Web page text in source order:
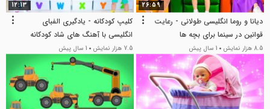
26:59
دیانا و روما انگلیسی طولانی - رعایت
قوانین در سینما برای بچه ها
8.5 هزار نمایش 1 سال پیش
12:13
کلیپ کودکانه - یادگیری الفبای
انگلیسی با آهنگ های شاد کودکانه
7.5 هزار نمایش 1 سال پیش